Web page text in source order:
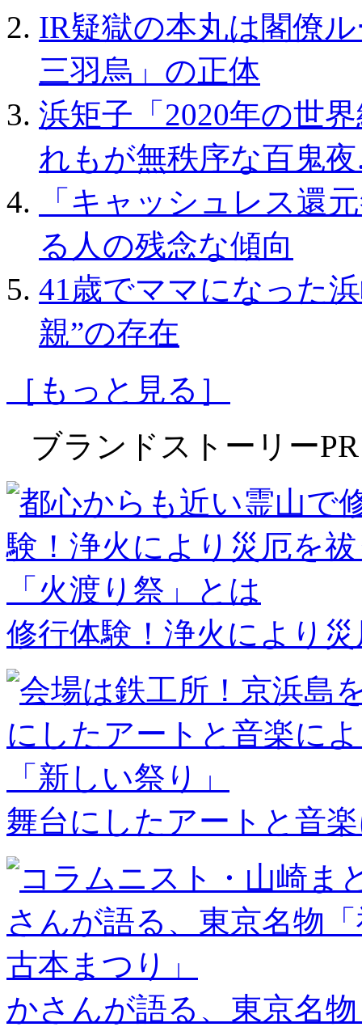
IR疑獄の本丸は閣僚
三羽烏」の正体
浜矩子「2020年の世
れもが無秩序な百鬼夜
「キャッシュレス還
る人の残念な傾向
41歳でママになった
親”の存在
［もっと見る］
ブランドストーリーPR
修行体験！浄火により
舞台にしたアートと音
かさんが語る、東京名